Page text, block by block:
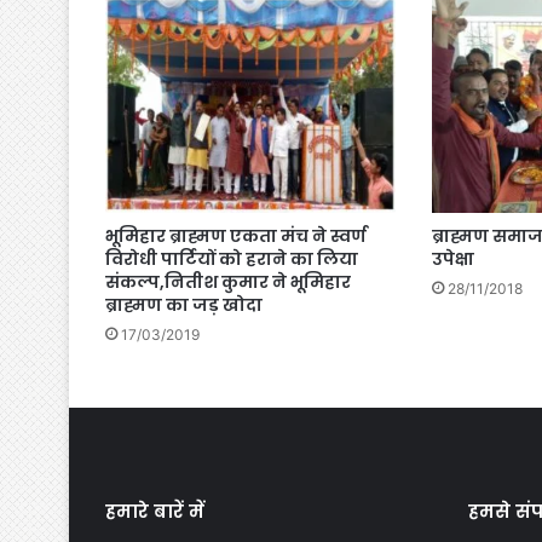
भूमिहार ब्राह्मण एकता मंच ने स्वर्ण
विरोधी पार्टियों को हराने का लिया
संकल्प,नितीश कुमार ने भूमिहार
ब्राह्मण का जड़ खोदा
17/03/2019
ब्राह्मण
उपेक्षा
28/11/2018
हमारे बारें में हमसे